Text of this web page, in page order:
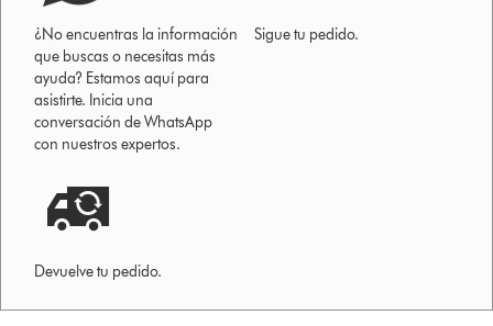
¿No encuentras la información
que buscas o necesitas más
ayuda? Estamos aquí para
asistirte. Inicia una
conversación de WhatsApp
con nuestros expertos.
Sigue tu pedido.
Devuelve tu pedido.